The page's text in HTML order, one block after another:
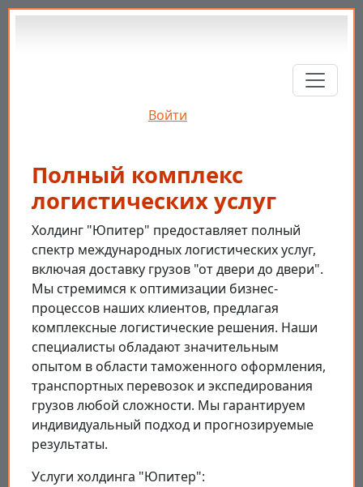
Перейти к основному содержанию
Войти
Полный комплекс
логистических услуг
Холдинг "Юпитер" предоставляет полный
спектр международных логистических услуг,
включая доставку грузов "от двери до двери".
Мы стремимся к оптимизации бизнес-
процессов наших клиентов, предлагая
комплексные логистические решения. Наши
специалисты обладают значительным
опытом в области таможенного оформления,
транспортных перевозок и экспедирования
грузов любой сложности. Мы гарантируем
индивидуальный подход и прогнозируемые
результаты.
Услуги холдинга "Юпитер":